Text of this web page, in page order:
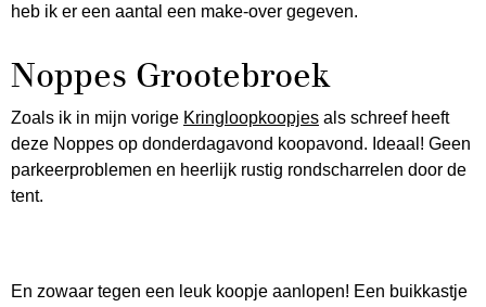
heb ik er een aantal een make-over gegeven.
Noppes Grootebroek
Zoals ik in mijn vorige Kringloopkoopjes als schreef heeft
deze Noppes op donderdagavond koopavond. Ideaal! Geen
parkeerproblemen en heerlijk rustig rondscharrelen door de
tent.
En zowaar tegen een leuk koopje aanlopen! Een buikkastje